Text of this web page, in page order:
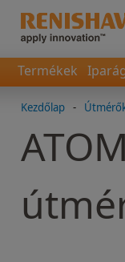
Termékek
Kezdőlap -